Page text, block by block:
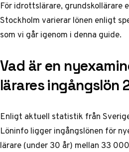
För idrottslärare, grundskollärare
Stockholm varierar lönen enligt
som vi går igenom i denna guide.
Vad är en
lärares ingångslön
Enligt aktuell statistik från
Löninfoligger ingångslönen för
lärare (under 30 år) mellan 33